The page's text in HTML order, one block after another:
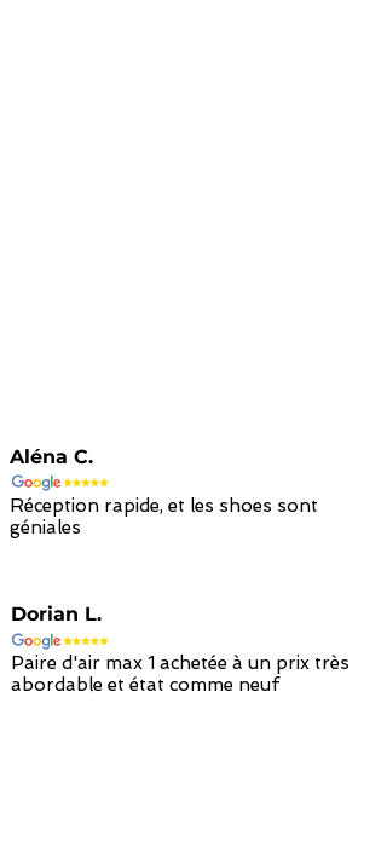
Aléna C.
Réception rapide, et les shoes sont
géniales
Dorian L.
Paire d'air max 1 achetée à un prix très
abordable et état comme neuf